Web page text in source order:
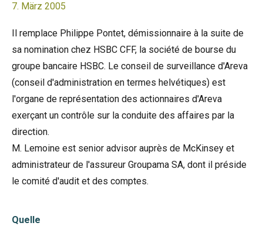
7. März 2005
Il remplace Philippe Pontet, démissionnaire à la suite de
sa nomination chez HSBC CFF, la société de bourse du
groupe bancaire HSBC. Le conseil de surveillance d'Areva
(conseil d'administration en termes helvétiques) est
l'organe de représentation des actionnaires d'Areva
exerçant un contrôle sur la conduite des affaires par la
direction.
M. Lemoine est senior advisor auprès de McKinsey et
administrateur de l'assureur Groupama SA, dont il préside
le comité d'audit et des comptes.
Quelle